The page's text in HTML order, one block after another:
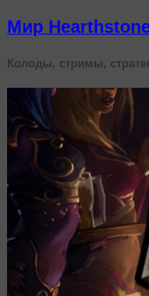
Мир
Колоды, стримы,